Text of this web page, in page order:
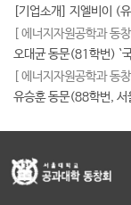
[기업소개] 지엘비이 (
[ 에너지자원공학과 동창
[ 에너지자원공학과 동창